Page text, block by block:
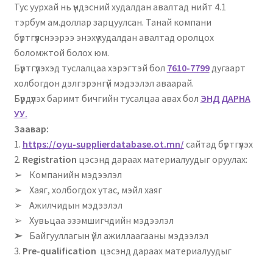
Нягтлан бодох бүртгэл
Санхүүгийн анхан шатны баримтуудын загвар
Сургалт
Түрээсийн гэрээ
Хөдөлмөрийн багц баримт
Хүний нөөцийн бодлогын баримт
Шүүхэд нэхэмжлэл гаргах загварууд
Эрсдэлийн удирдлага
Тус уурхай нь үндэсний худалдан авалтад нийт 4.1
тэрбум ам.доллар зарцуулсан. Танай компани
бүртгүүлснээрээ энэхүү худалдан авалтад оролцох
боломжтой болох юм.
Бүртгүүлэхэд туслалцаа хэрэгтэй бол 7610-7799дугаарт
холбогдон дэлгэрэнгүй мэдээлэл аваарай.
Бүрдүүлэх баримт бичгийн тусалцаа авах бол ЭНД ДАРНА
УУ.
Заавар:
1. https://oyu-supplierdatabase.ot.mn/ сайтад бүртгүүлэх
2. Registration цэсэнд дараах материалуудыг оруулах:
➢
Компанийн мэдээлэл
➢
Хаяг, холбогдох утас, мэйл хаяг
➢
Ажилчидын мэдээлэл
➢
Хувьцаа эзэмшигчдийн мэдээлэл
➢Байгууллагын үйл ажиллаагааны мэдээлэл
3. Pre-qualification цэсэнд дараах материалуудыг